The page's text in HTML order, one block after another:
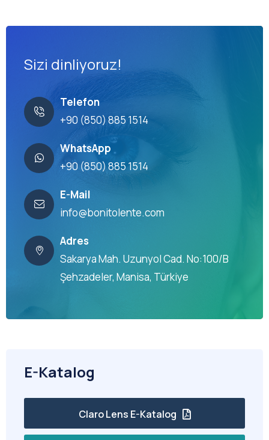
Sizi dinliyoruz!
Telefon
+90 (850) 885 1514
WhatsApp
+90 (850) 885 1514
E-Mail
info@bonitolente.com
Adres
Sakarya Mah. Uzunyol Cad. No:100/B
Şehzadeler, Manisa, Türkiye
E-Katalog
Claro Lens E-Katalog